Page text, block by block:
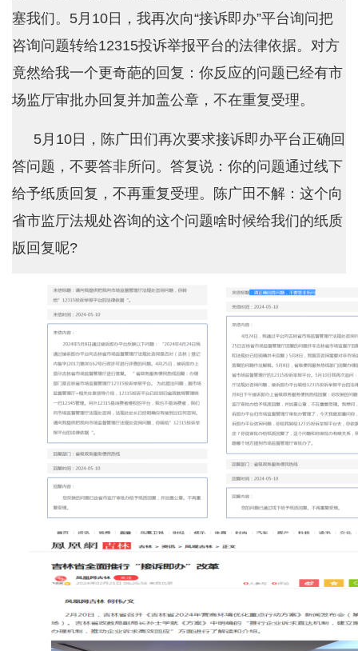
塞我们。5月10日，我再次向“接诉即办”平台询问把
咨询问题转给12315投诉举报平台的法律依据。对方
竟然给我一个更奇葩的回复：你反应的问题已经有市
场监厅审批办回复并加盖公章，不在重复受理。
5月10日，陈广田们再次要求接诉即办平台正确回
答问题，不要答非所问。答复说：你的问题通过线下
给予纸质回复，不再重复受理。陈广田不解：这个向
省市监厅法规处咨询的这个问题啥时候给我们的纸质
版回复呢?